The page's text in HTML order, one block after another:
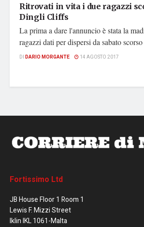
Ritrovati in vita i due ragazzi
Dingli Cliffs
La prima a dare l'annuncio è stata la
ragazzi dati per dispersi da sabato
DI DARIO MORGANTE 14 AGOSTO 2017
Fortissimo Ltd
JB House Floor 1 Room 1
Lewis F. Mizzi Street
Iklin IKL 1061-Malta